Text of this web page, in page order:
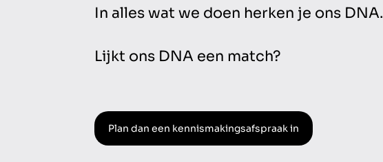
In alles wat we doen herken je ons DNA.
Lijkt ons DNA een match?
Plan dan een kennismakingsafspraak in